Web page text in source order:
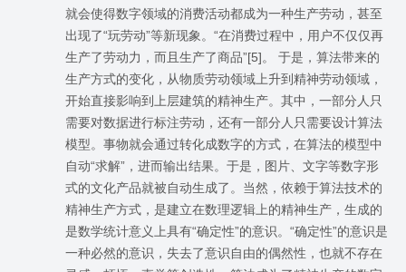
就会使得数字领域的消费活动都成为一种生产劳动，甚至
出现了“玩劳动”等新现象。“在消费过程中，用户不仅仅再
生产了劳动力，而且生产了商品”[5]。 于是，算法带来的
生产方式的变化，从物质劳动领域上升到精神劳动领域，
开始直接影响到上层建筑的精神生产。其中，一部分人只
需要对数据进行标注劳动，还有一部分人只需要设计算法
模型。事物就会通过转化成数字的方式，在算法的模型中
自动“求解”，进而输出结果。于是，图片、文字等数字形
式的文化产品就被自动生成了。当然，依赖于算法技术的
精神生产方式，是建立在数理逻辑上的精神生产，生成的
是数学统计意义上具有“确定性”的意识。“确定性”的意识是
一种必然的意识，失去了意识自由的偶然性，也就不存在